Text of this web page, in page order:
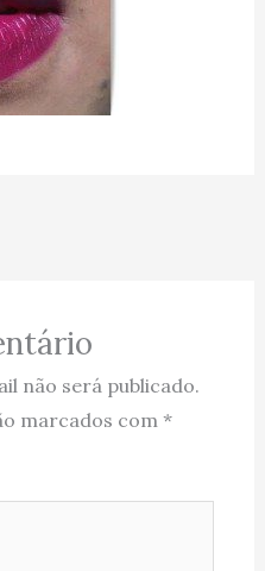
não será publicado.
marcados com *